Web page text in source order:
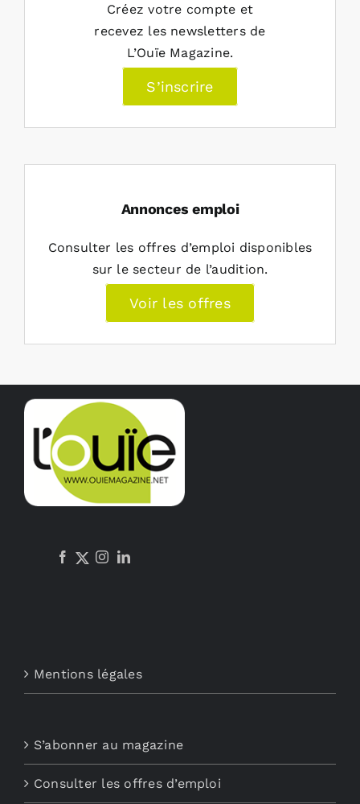
Créez votre compte et
recevez les newsletters de
L’Ouïe Magazine.
S’inscrire
Annonces emploi
Consulter les offres d’emploi disponibles
sur le secteur de l’audition.
Voir les offres
Mentions légales
S’abonner au magazine
Consulter les offres d’emploi